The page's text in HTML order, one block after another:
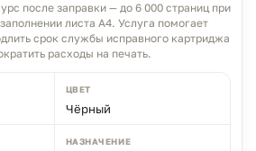
после заправки — до 6 000 страниц при
листа A4. Услуга помогает
срок службы исправного картриджа
расходы на печать.
ЦВЕТ
Чёрный
НАЗНАЧЕНИЕ